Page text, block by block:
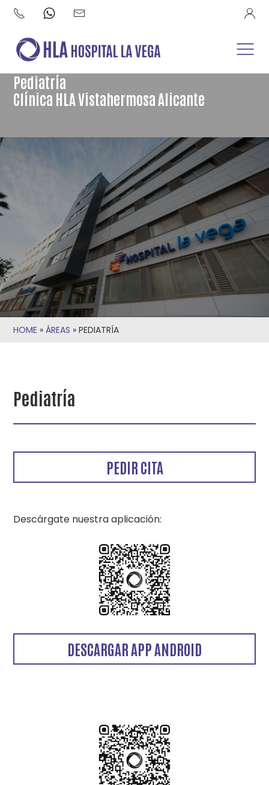
Pediatría
Clínica HLA Vistahermosa Alicante
HOME »ÁREAS »PEDIATRÍA
Pediatría
PEDIR CITA
Descárgate nuestra aplicación:
DESCARGAR APP ANDROID